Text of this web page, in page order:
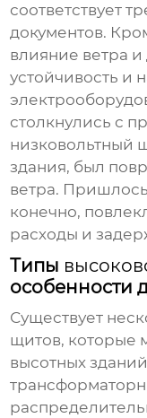
соответствует
документов.
влияние ветра
устойчивость и
столкнулись с
низковольтный
здания, был
ветра.
конечно,
расходы и
Типы
особенности
Существует
щитов, которые
высотных